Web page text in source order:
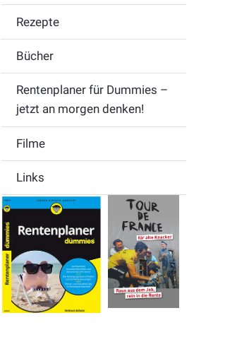
Rezepte
Bücher
Rentenplaner für Dummies –
jetzt an morgen denken!
Filme
Links